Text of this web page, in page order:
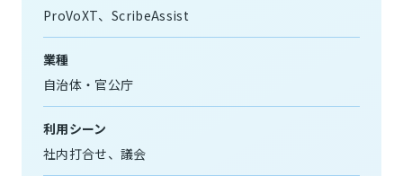
ProVoXT
ScribeAssist
業種
自治体・官公庁
利用シーン
社内打合せ
議会